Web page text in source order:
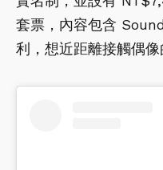
套票，內容包含
利，想近距離接觸偶像